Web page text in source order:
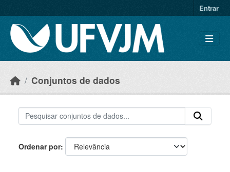
Entrar
Conjuntos de dados
Ordenar por